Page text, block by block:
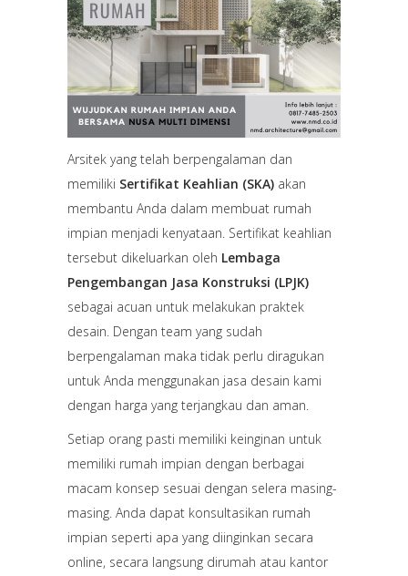
Arsitek yang telah berpengalaman dan
memiliki Sertifikat Keahlian (SKA) akan
membantu Anda dalam membuat rumah
impian menjadi kenyataan. Sertifikat keahlian
tersebut dikeluarkan oleh Lembaga
Pengembangan Jasa Konstruksi (LPJK)
sebagai acuan untuk melakukan praktek
desain. Dengan team yang sudah
berpengalaman maka tidak perlu diragukan
untuk Anda menggunakan jasa desain kami
dengan harga yang terjangkau dan aman.
Setiap orang pasti memiliki keinginan untuk
memiliki rumah impian dengan berbagai
macam konsep sesuai dengan selera masing-
masing. Anda dapat konsultasikan rumah
impian seperti apa yang diinginkan secara
online, secara langsung dirumah atau kantor